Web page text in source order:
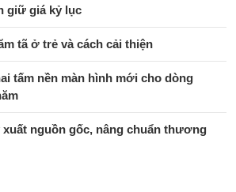
giữ giá kỷ lục
tã ở trẻ và cách cải thiện
tấm nền màn hình mới cho dòng
nguồn gốc, nâng chuẩn thương